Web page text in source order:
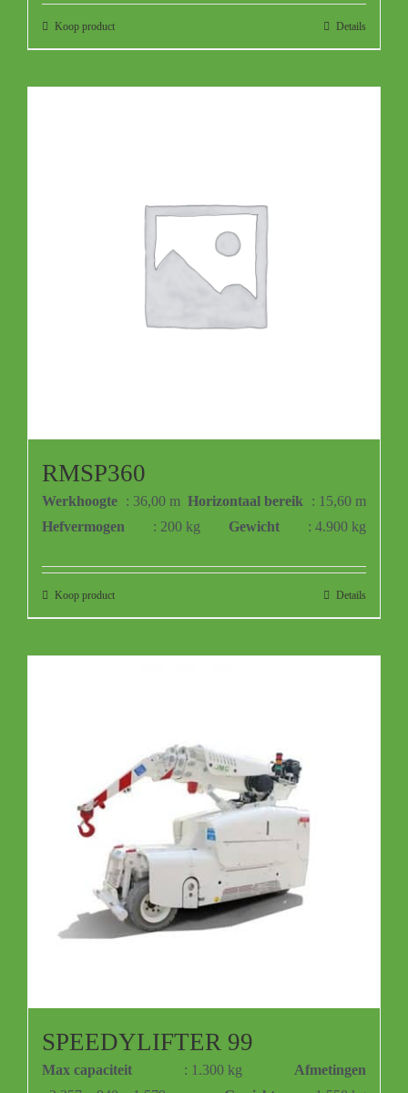
Koop product Details
RMSP360
Werkhoogte : 36,00 m Horizontaal bereik
: 15,60 m
Hefvermogen
: 200 kg Gewicht : 4.900 kg
Koop product Details
SPEEDYLIFTER 99
Max capaciteit : 1.300 kg
Afmetingen